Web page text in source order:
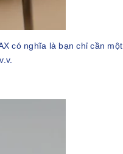
có nghĩa là bạn chỉ cần một